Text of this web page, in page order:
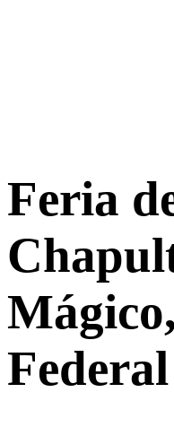
Feria
Federal